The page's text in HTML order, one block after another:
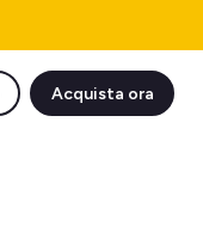
Acquista ora